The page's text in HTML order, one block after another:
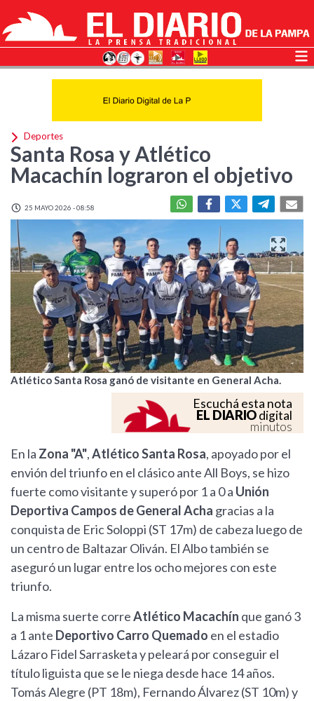
Deportes
Santa Rosa y Atlético
Macachín lograron el objetivo
25 MAYO 2026 - 08:58
Atlético Santa Rosa ganó de visitante en General Acha.
Escuchá esta nota
EL DIARIOdigital
minutos
En la Zona "A",Atlético Santa Rosa, apoyado por el
envión del triunfo en el clásico ante All Boys, se hizo
fuerte como visitante y superó por 1 a 0 a Unión
Deportiva Campos de General Acha gracias a la
conquista de Eric Soloppi (ST 17m) de cabeza luego de
un centro de Baltazar Oliván. El Albo también se
aseguró un lugar entre los ocho mejores con este
triunfo.
La misma suerte correAtlético Macachín que ganó 3
a 1 ante Deportivo Carro Quemado en el estadio
Lázaro Fidel Sarrasketa y peleará por conseguir el
título liguista que se le niega desde hace 14 años.
Tomás Alegre (PT 18m), Fernando Álvarez (ST 10m) y